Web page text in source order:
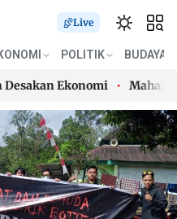
Live
POLITIK BUDAYA
Ekonomi Mahasiswa
Ekonomi Mahasiswa